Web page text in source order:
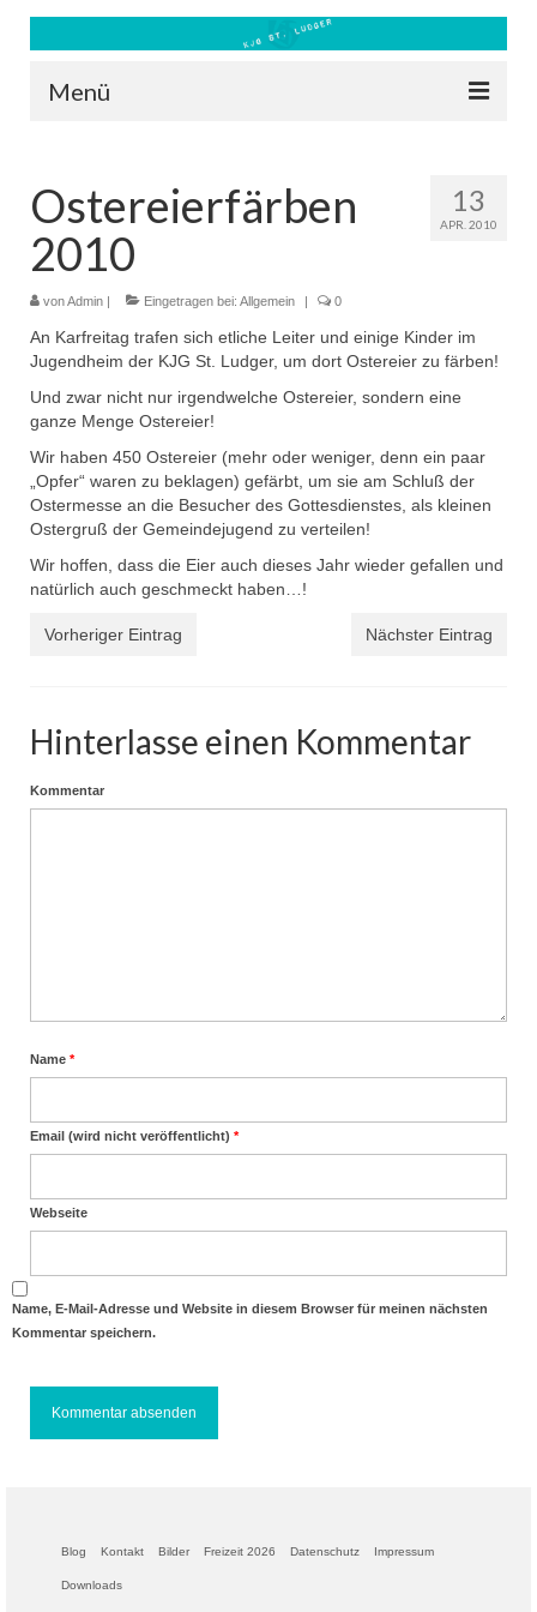
Menü
Kontakt
Bilder
Freizeit 2026
Datenschutz
Impressum
Downloads
13
APR. 2010
Ostereierfärben
2010
vonAdmin | Eingetragen bei: Allgemein | 0
An Karfreitag trafen sich etliche Leiter und einige Kinder im
Jugendheim der KJG St. Ludger, um dort Ostereier zu färben!
Und zwar nicht nur irgendwelche Ostereier, sondern eine
ganze Menge Ostereier!
Wir haben 450 Ostereier (mehr oder weniger, denn ein paar
„Opfer“ waren zu beklagen) gefärbt, um sie am Schluß der
Ostermesse an die Besucher des Gottesdienstes, als kleinen
Ostergruß der Gemeindejugend zu verteilen!
Wir hoffen, dass die Eier auch dieses Jahr wieder gefallen und
natürlich auch geschmeckt haben…!
Vorheriger Eintrag Nächster Eintrag
Hinterlasse einen Kommentar
Kommentar
Name *
Email (wird nicht veröffentlicht) *
Webseite
Name, E-Mail-Adresse und Website in diesem Browser für meinen nächsten
Kommentar speichern.
Blog Kontakt Bilder Freizeit 2026 Datenschutz Impressum
Downloads